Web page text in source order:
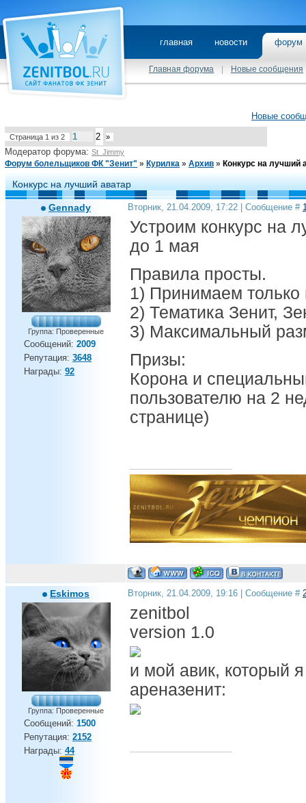
главная новости
Главная форума Новые сообщения
Новые
Страница 1 из 2 1 2 »
Модератор форума: St_Jimmy
Форум болельщиков ФК "Зенит" » Курилка » Архив » Конкурс на лучший
Конкурс на лучший аватар
Gennady
Группа: Проверенные
Сообщений: 2009
Репутация: 3648
Награды: 92
Вторник, 21.04.2009, 17:22 | Сообщение #
Устроим конкурс на
до 1 мая
Правила просты.
1) Принимаем
2) Тематика Зенит,
3) Максимальный
Призы:
Корона и
пользователю на 2
странице)
Eskimos
Группа: Проверенные
Сообщений: 1500
Репутация: 2152
Награды: 44
Вторник, 21.04.2009, 19:16 | Сообщение #
zenitbol
version 1.0
и мой авик, который
ареназенит: